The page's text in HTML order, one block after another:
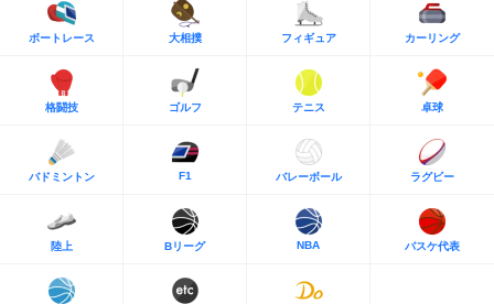
ボートレース 大相撲 フィギュア カーリング
格闘技 ゴルフ テニス 卓球
バドミントン F1 バレーボール ラグビー
陸上 Bリーグ NBA バスケ代表